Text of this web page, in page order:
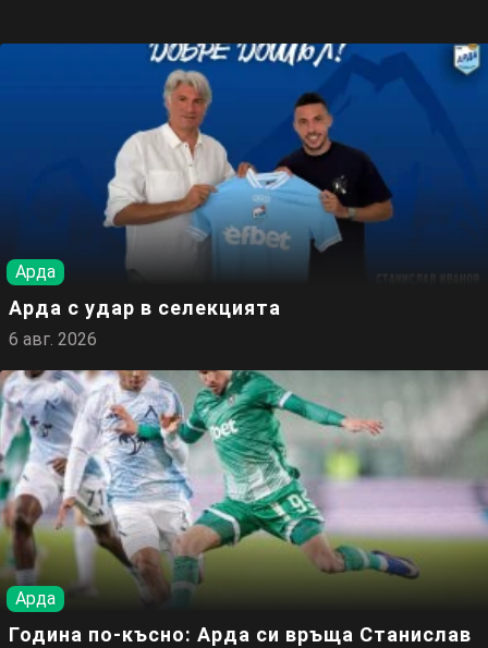
Арда
Арда с удар в селекцията
6 авг. 2026
Арда
Година по-късно: Арда си връща Станислав